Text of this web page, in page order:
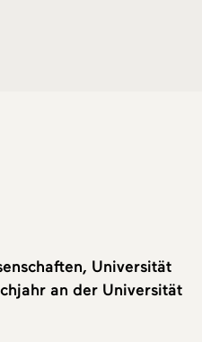
Universität
an der Universität